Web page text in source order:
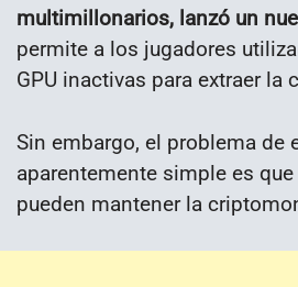
multimillonarios, lanzó un
permite a los jugadores
GPU inactivas para extraer la
Sin embargo, el problema de
aparentemente simple es
pueden mantener la